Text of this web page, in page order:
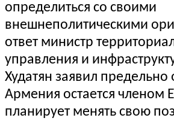
определиться со своими
внешнеполитическими
ответ министр
управления и
Худатян заявил предельно
Армения остается членом
планирует менять свою